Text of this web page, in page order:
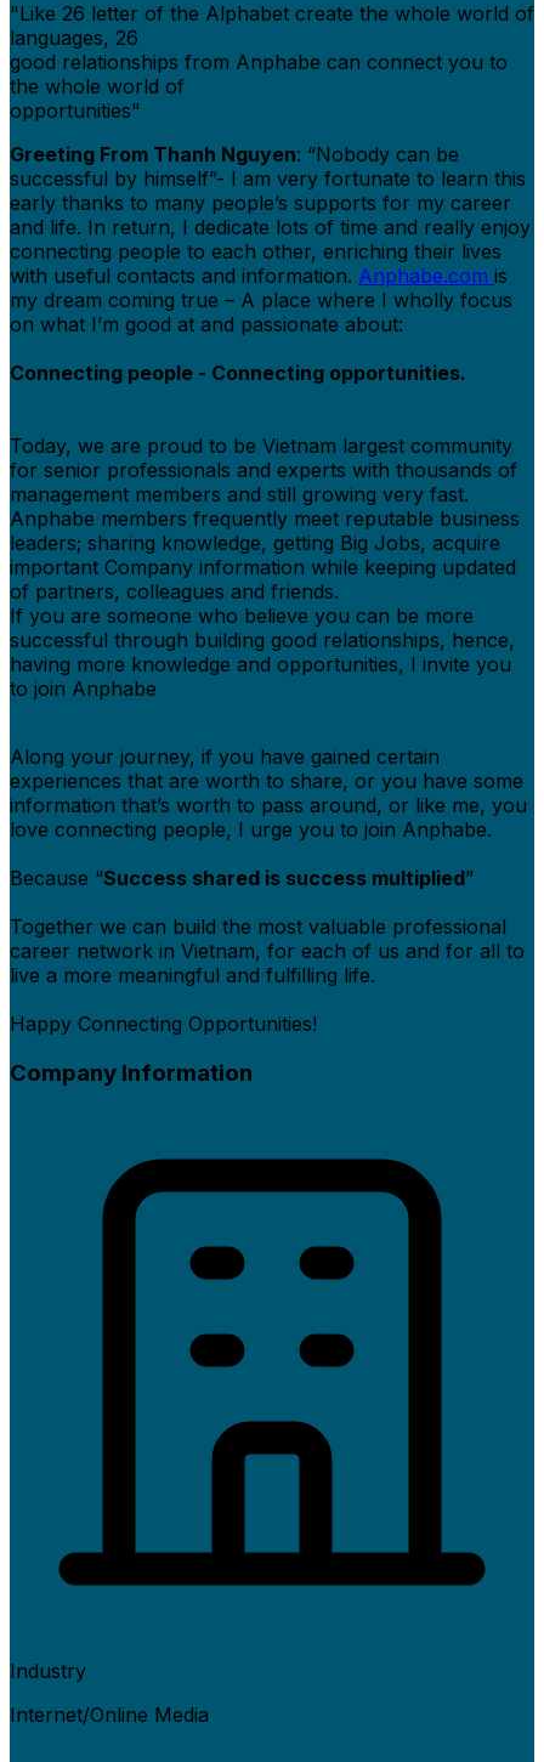
"Like 26 letter of the Alphabet create the whole world of
languages, 26
good relationships from Anphabe can connect you to
the whole world of
opportunities"
Greeting From Thanh Nguyen: “Nobody can be
successful by himself”- I am very fortunate to learn this
early thanks to many people’s supports for my career
and life. In return, I dedicate lots of time and really enjoy
connecting people to each other, enriching their lives
with useful contacts and information. Anphabe.com is
my dream coming true – A place where I wholly focus
on what I’m good at and passionate about:
Connecting people - Connecting opportunities.
Today, we are proud to be Vietnam largest community
for senior professionals and experts with thousands of
management members and still growing very fast.
Anphabe members frequently meet reputable business
leaders; sharing knowledge, getting Big Jobs, acquire
important Company information while keeping updated
of partners, colleagues and friends.
If you are someone who believe you can be more
successful through building good relationships, hence,
having more knowledge and opportunities, I invite you
to join Anphabe
Along your journey, if you have gained certain
experiences that are worth to share, or you have some
information that’s worth to pass around, or like me, you
love connecting people, I urge you to join Anphabe.
Because “Success shared is success multiplied”
Together we can build the most valuable professional
career network in Vietnam, for each of us and for all to
live a more meaningful and fulfilling life.
Happy Connecting Opportunities!
Company Information
Industry
Internet/Online Media